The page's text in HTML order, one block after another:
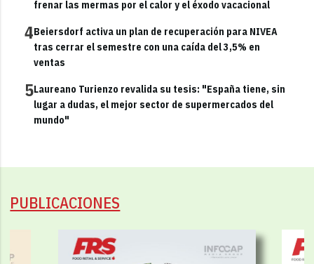
frenar las mermas por el calor y el éxodo vacacional
4Beiersdorf activa un plan de recuperación para NIVEA
tras cerrar el semestre con una caída del 3,5% en
ventas
5Laureano Turienzo revalida su tesis: "España tiene, sin
lugar a dudas, el mejor sector de supermercados del
mundo"
PUBLICACIONES